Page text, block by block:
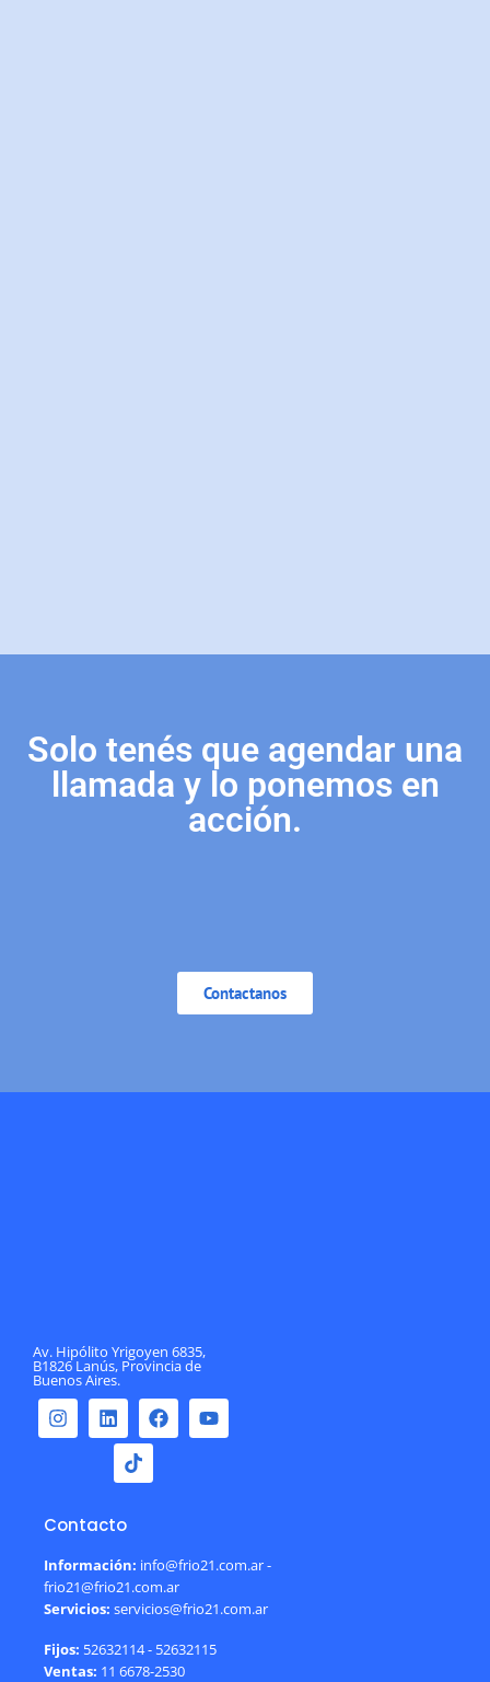
Solo tenés que agendar una
llamada y lo ponemos en
acción.
Contactanos
Av. Hipólito Yrigoyen 6835,
B1826 Lanús, Provincia de
Buenos Aires.
Contacto
Información: info@frio21.com.ar -
frio21@frio21.com.ar
Servicios: servicios@frio21.com.ar
Fijos: 52632114 - 52632115
Ventas: 11 6678-2530